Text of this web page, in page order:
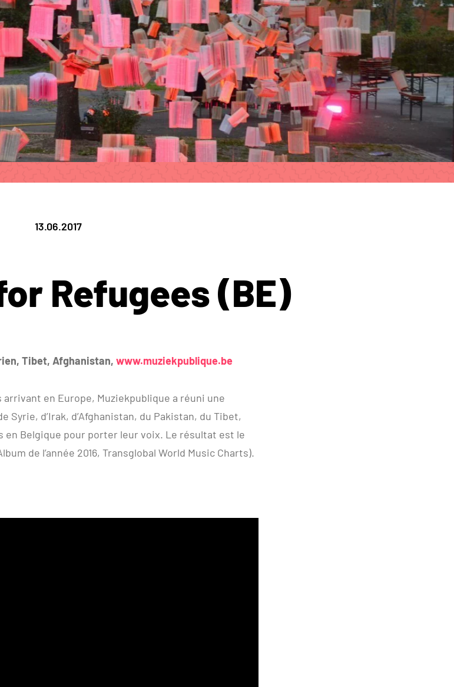
13.06.2017
Refugees (BE)
Tibet, Afghanistan, www.muziekpublique.be
en Europe, Muziekpublique a réuni une
Syrie, d’Irak, d’Afghanistan, du Pakistan, du Tibet,
en Belgique pour porter leur voix. Le résultat est le
de l’année 2016, Transglobal World Music Charts).